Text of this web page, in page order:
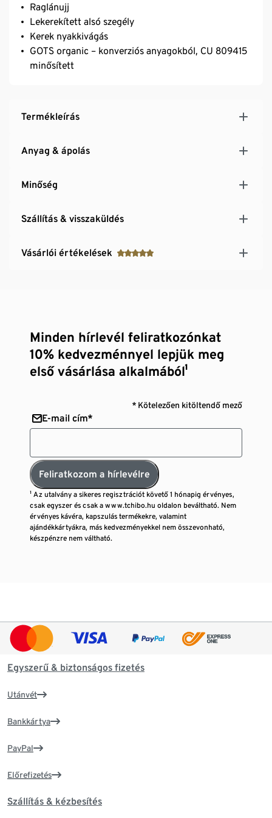
Raglánujj
Lekerekített alsó szegély
Kerek nyakkivágás
GOTS organic – konverziós anyagokból, CU 809415
minősített
Termékleírás
Anyag & ápolás
Minőség
Szállítás & visszaküldés
Vásárlói értékelések
Minden hírlevél feliratkozónkat
10% kedvezménnyel lepjük meg
első vásárlása alkalmából¹
* Kötelezően kitöltendő mező
E-mail cím*
Feliratkozom a hírlevélre
¹ Az utalvány a sikeres regisztrációt követő 1 hónapig érvényes,
csak egyszer és csak a www.tchibo.hu oldalon beváltható. Nem
érvényes kávéra, kapszulás termékekre, valamint
ajándékkártyákra, más kedvezményekkel nem összevonható,
készpénzre nem váltható.
Egyszerű & biztonságos fizetés
Utánvét
Bankkártya
PayPal
Előrefizetés
Szállítás & kézbesítés